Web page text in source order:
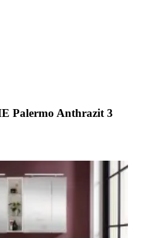
Palermo Anthrazit 3